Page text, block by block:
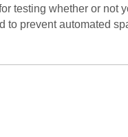
testing whether or not
to prevent automated